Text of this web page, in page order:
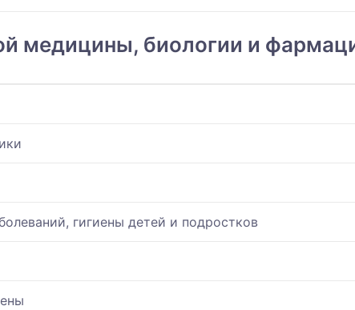
медицины, биологии и
гигиены детей и подростков